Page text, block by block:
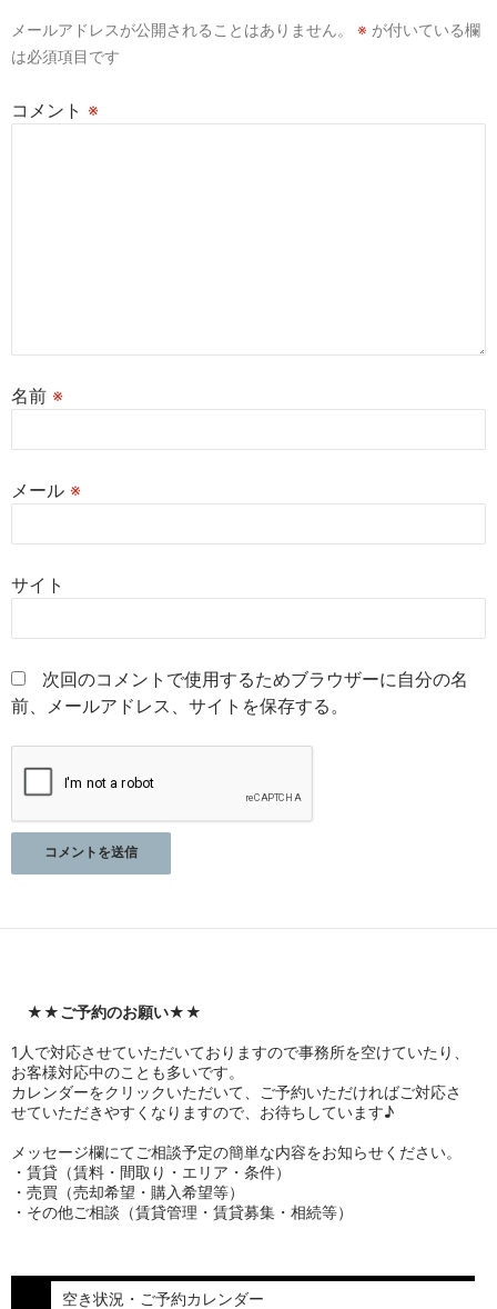
ョ
メールアドレスが公開されることはありません。 ※ が付いている欄
は必須項目です
コメント ※
名前 ※
メール ※
サイト
次回のコメントで使用するためブラウザーに自分の名
前、メールアドレス、サイトを保存する。
★★ご予約のお願い★★
1人で対応させていただいておりますので事務所を空けていたり、
お客様対応中のことも多いです。
カレンダーをクリックいただいて、ご予約いただければご対応さ
せていただきやすくなりますので、お待ちしています♪
メッセージ欄にてご相談予定の簡単な内容をお知らせください。
・賃貸（賃料・間取り・エリア・条件）
・売買（売却希望・購入希望等）
・その他ご相談（賃貸管理・賃貸募集・相続等）
空き状況・ご予約カレンダー